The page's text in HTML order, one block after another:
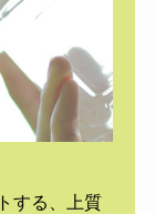
する、上質